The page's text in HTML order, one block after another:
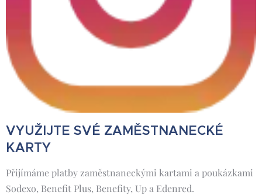
VYUŽIJTE SVÉ ZAMĚSTNANECKÉ
KARTY
Přijímáme platby zaměstnaneckými kartami a poukázkami
Sodexo, Benefit Plus, Benefity, Up a Edenred.